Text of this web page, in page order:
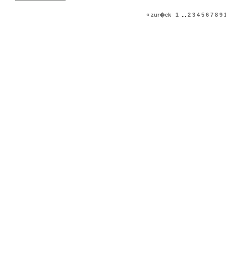
« zur�ck 1 2 3 4 5 6 7 8 9